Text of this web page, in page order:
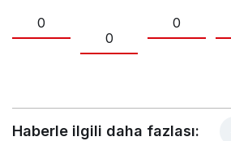
0
0
0
Haberle ilgili daha fazlası: